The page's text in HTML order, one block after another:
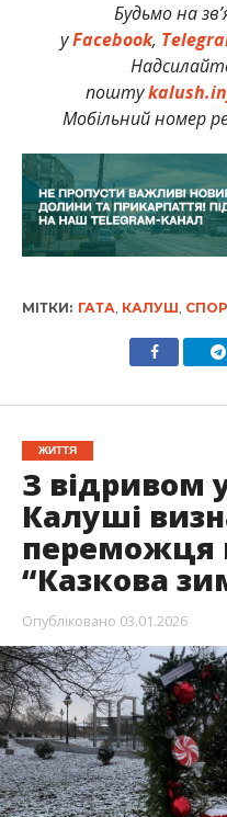
Будьмо на
уFacebook,
пошту
Мобільний номер
МІТКИ: ГАТА КАЛУШ
ЖИТТЯ
З відривом
Калуші
переможця
“Казкова
Опубліковано 03.01.2026